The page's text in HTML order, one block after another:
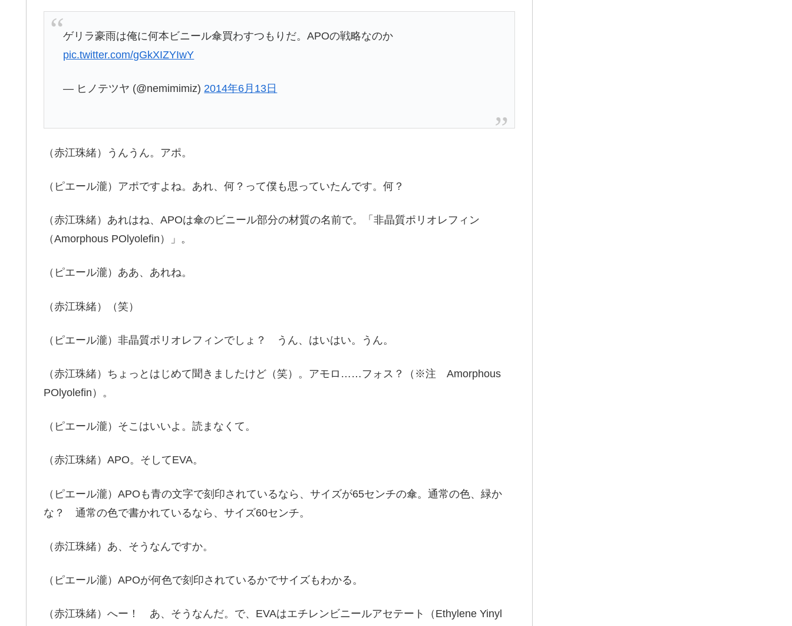
ゲリラ豪雨は俺に何本ビニール傘買わすつもりだ。APOの戦略なのか
pic.twitter.com/gGkXIZYIwY
— ヒノテツヤ (@nemimimiz) 2014年6月13日
（赤江珠緒）うんうん。アポ。
（ピエール瀧）アポですよね。あれ、何？って僕も思っていたんです。何？
（赤江珠緒）あれはね、APOは傘のビニール部分の材質の名前で。「非晶質ポリオレフィン
（Amorphous POlyolefin）」。
（ピエール瀧）ああ、あれね。
（赤江珠緒）（笑）
（ピエール瀧）非晶質ポリオレフィンでしょ？ うん、はいはい。うん。
（赤江珠緒）ちょっとはじめて聞きましたけど（笑）。アモロ……フォス？（※注 Amorphous
POlyolefin）。
（ピエール瀧）そこはいいよ。読まなくて。
（赤江珠緒）APO。そしてEVA。
（ピエール瀧）APOも青の文字で刻印されているなら、サイズが65センチの傘。通常の色、緑か
な？ 通常の色で書かれているなら、サイズ60センチ。
（赤江珠緒）あ、そうなんですか。
（ピエール瀧）APOが何色で刻印されているかでサイズもわかる。
（赤江珠緒）へー！ あ、そうなんだ。で、EVAはエチレンビニールアセテート（Ethylene Yinyl